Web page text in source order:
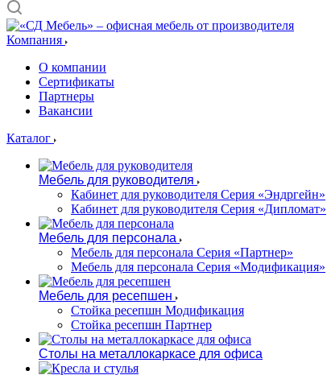
Компания
О компании
Сертификаты
Партнеры
Вакансии
Каталог
Мебель для руководителя
Кабинет для руководителя Серия «Эндргейн»
Кабинет для руководителя Серия «Дипломат»
Мебель для персонала
Мебель для персонала Серия «Партнер»
Мебель для персонала Серия «Модификация»
Мебель для ресепшен
Стойка ресепшн Модификация
Стойка ресепшн Партнер
Столы на металлокаркасе для офиса